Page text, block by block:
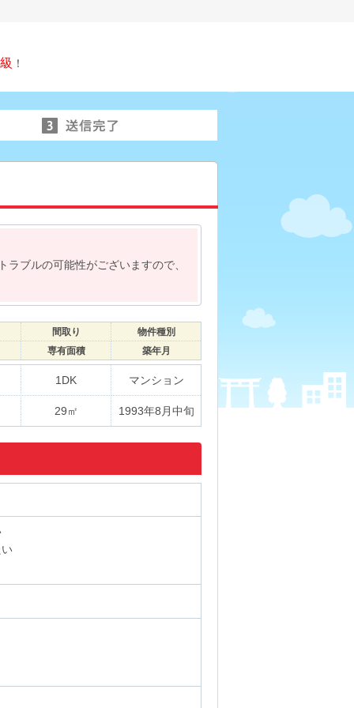
！
ブルの可能性がございますので、
間取り
物件種別
専有面積 築年月
1DK マンション
29㎡ 1993年8月中旬